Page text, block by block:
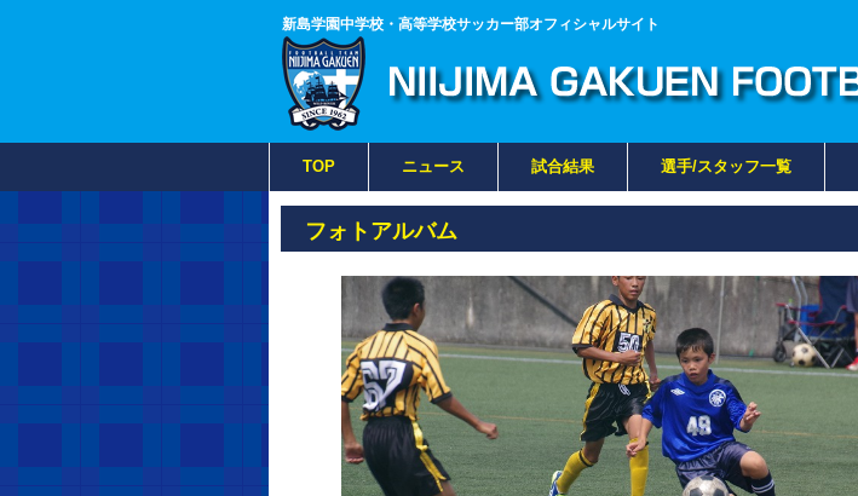
新島学園中学校・高等学校サッカー部オフィシャルサイト
TOP ニュース 試合結果 選手/スタッフ一覧
フォトアルバム